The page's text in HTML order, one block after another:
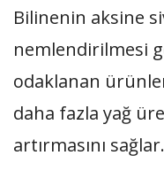
Bilinenin aksine
nemlendirilmesi
odaklanan
daha fazla yağ
artırmasını sağlar.